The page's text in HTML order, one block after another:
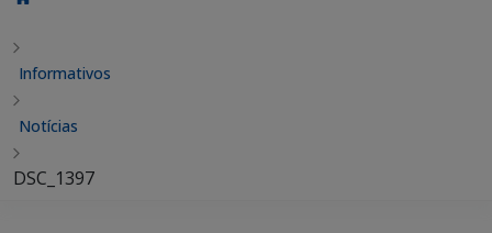
Informativos
Notícias
DSC_1397